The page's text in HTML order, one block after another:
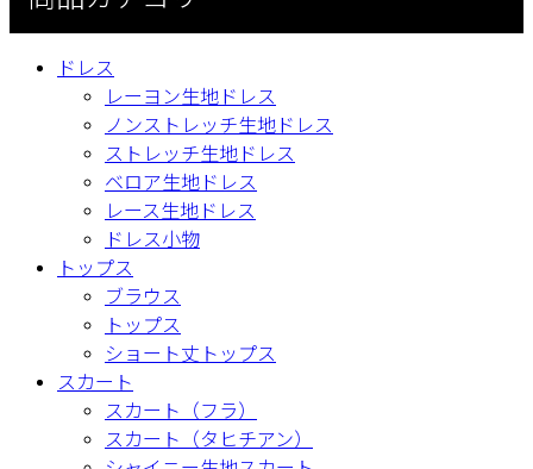
ドレス
レーヨン生地ドレス
ノンストレッチ生地ドレス
ストレッチ生地ドレス
ベロア生地ドレス
レース生地ドレス
ドレス小物
トップス
ブラウス
トップス
ショート丈トップス
スカート
スカート（フラ）
スカート（タヒチアン）